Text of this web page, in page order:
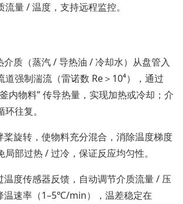
量 / 温度，支持远程监控。
介质（蒸汽 / 导热油 / 冷却水）从盘管入
道强制湍流（雷诺数 Re＞10⁴），通过
物料” 传导热量，实现加热或冷却；介
往复。
桨旋转，使物料充分混合，消除温度梯度
部过热 / 过冷，保证反应均匀性。
温度传感器反馈，自动调节介质流量 / 压
温速率（1–5℃/min），温差稳定在